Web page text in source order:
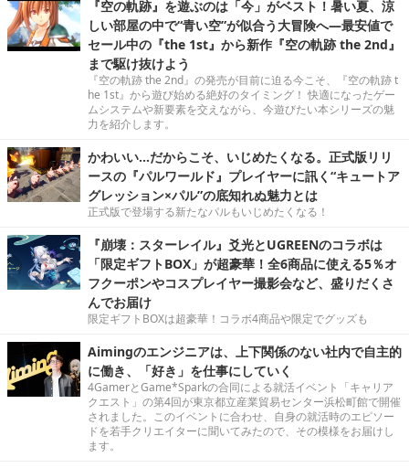
『空の軌跡』を遊ぶのは「今」がベスト！暑い夏、涼
しい部屋の中で“青い空”が似合う大冒険へ―最安値で
セール中の『the 1st』から新作『空の軌跡 the 2nd』
まで駆け抜けよう
『空の軌跡 the 2nd』の発売が目前に迫る今こそ、『空の軌跡 t
he 1st』から遊び始める絶好のタイミング！ 快適になったゲー
ムシステムや新要素を交えながら、今遊びたい本シリーズの魅
力を紹介します。
かわいい…だからこそ、いじめたくなる。正式版リリ
ースの『パルワールド』プレイヤーに訊く“キュートア
グレッション×パル”の底知れぬ魅力とは
正式版で登場する新たなパルもいじめたくなる！
『崩壊：スターレイル』爻光とUGREENのコラボは
「限定ギフトBOX」が超豪華！全6商品に使える5％オ
フクーポンやコスプレイヤー撮影会など、盛りだくさ
んでお届け
限定ギフトBOXは超豪華！コラボ4商品や限定でグッズも
Aimingのエンジニアは、上下関係のない社内で自主的
に働き、「好き」を仕事にしていく
4GamerとGame*Sparkの合同による就活イベント「キャリア
クエスト」の第4回が東京都立産業貿易センター浜松町館で開催
されました。このイベントに合わせ、自身の就活時のエピソー
ドを若手クリエイターに聞いてみたので、その模様をお届けし
ます。